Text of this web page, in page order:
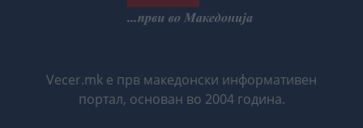
Vecer.mk е прв македонски информативен
портал, основан во 2004 година.